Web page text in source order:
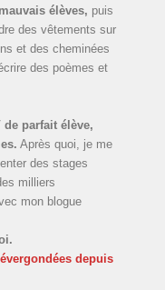
élèves, puis
des vêtements sur
et des cheminées
des poèmes et
parfait élève,
Après quoi, je me
des stages
milliers
mon blogue
depuis